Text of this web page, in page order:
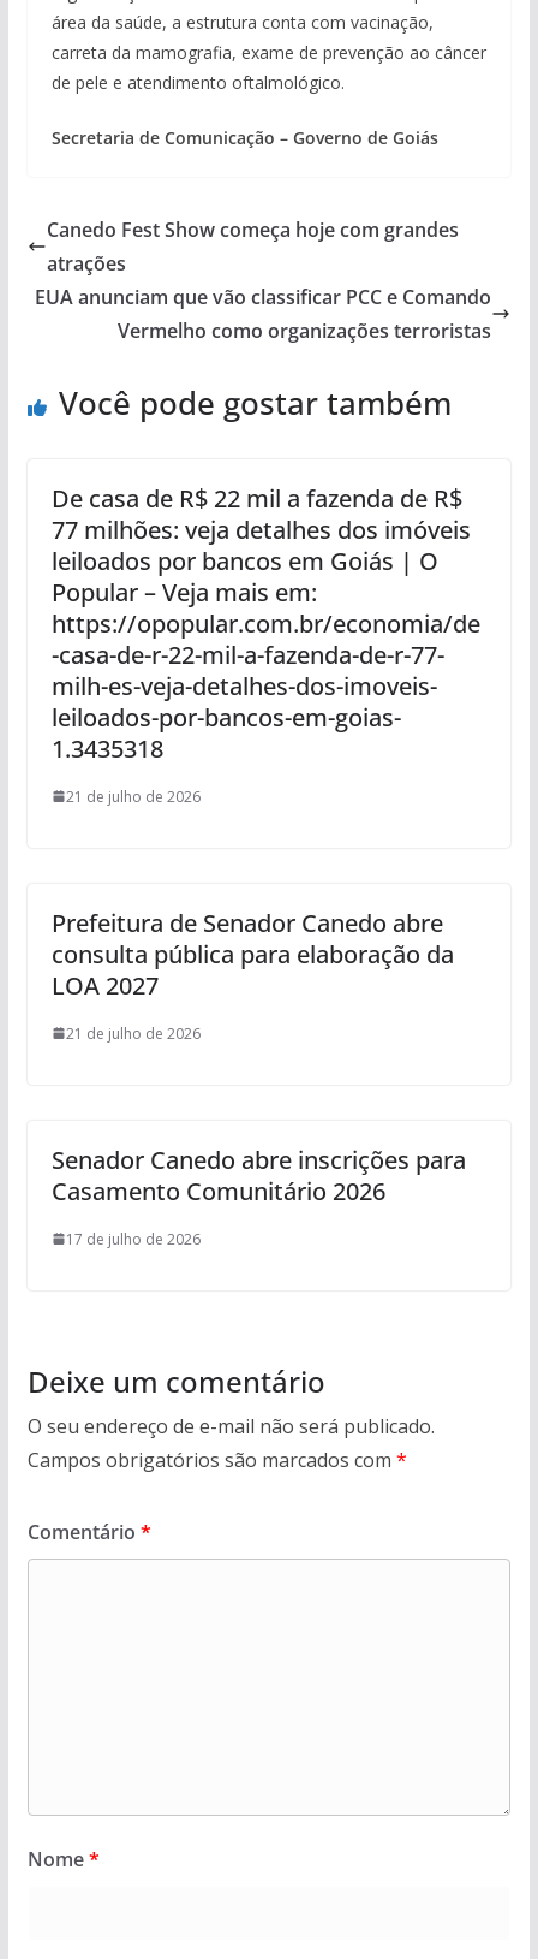
área da saúde, a estrutura conta com vacinação,
carreta da mamografia, exame de prevenção ao câncer
de pele e atendimento oftalmológico.
Secretaria de Comunicação – Governo de Goiás
Canedo Fest Show começa hoje com grandes
atrações
EUA anunciam que vão classificar PCC e Comando
Vermelho como organizações terroristas
Você pode gostar também
De casa de R$ 22 mil a fazenda de R$
77 milhões: veja detalhes dos imóveis
leiloados por bancos em Goiás | O
Popular – Veja mais em:
https://opopular.com.br/economia/de
-casa-de-r-22-mil-a-fazenda-de-r-77-
milh-es-veja-detalhes-dos-imoveis-
leiloados-por-bancos-em-goias-
1.3435318
21 de julho de 2026
Prefeitura de Senador Canedo abre
consulta pública para elaboração da
LOA 2027
21 de julho de 2026
Senador Canedo abre inscrições para
Casamento Comunitário 2026
17 de julho de 2026
Deixe um comentário
O seu endereço de e-mail não será publicado.
Campos obrigatórios são marcados com *
Comentário *
Nome*